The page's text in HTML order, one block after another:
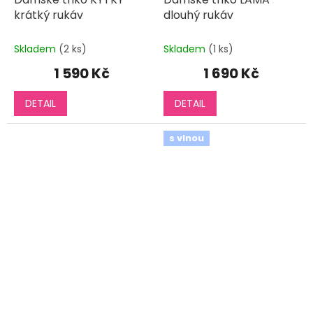
krátký rukáv
Skladem (2 ks)
1 590 Kč
DETAIL
dlouhý rukáv
Skladem (1 ks)
1 690 Kč
DETAIL
s vlnou